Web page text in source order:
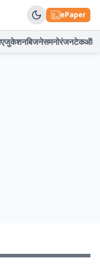
ePaper
एजुकेशनबिजनेसमनोरंजनटेकऑटो